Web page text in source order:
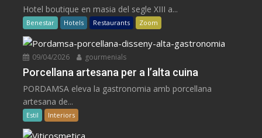
Hotel boutique en masia del segle XIII a...
Benestar Hotels Restaurants Zoom
09/04/2026 gourmenials
Porcellana artesana per a l’alta cuina
PORDAMSA eleva la gastronomia amb porcellana
artesana de...
Estil Interiors